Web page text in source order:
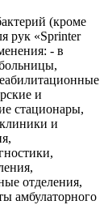
(кроме
рук «Sprinter
- в
и
стационары,
и
отделения,
амбулаторного